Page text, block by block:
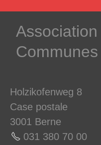
Holzikofenweg 8
Case postale
3001 Berne
031 380 70 00